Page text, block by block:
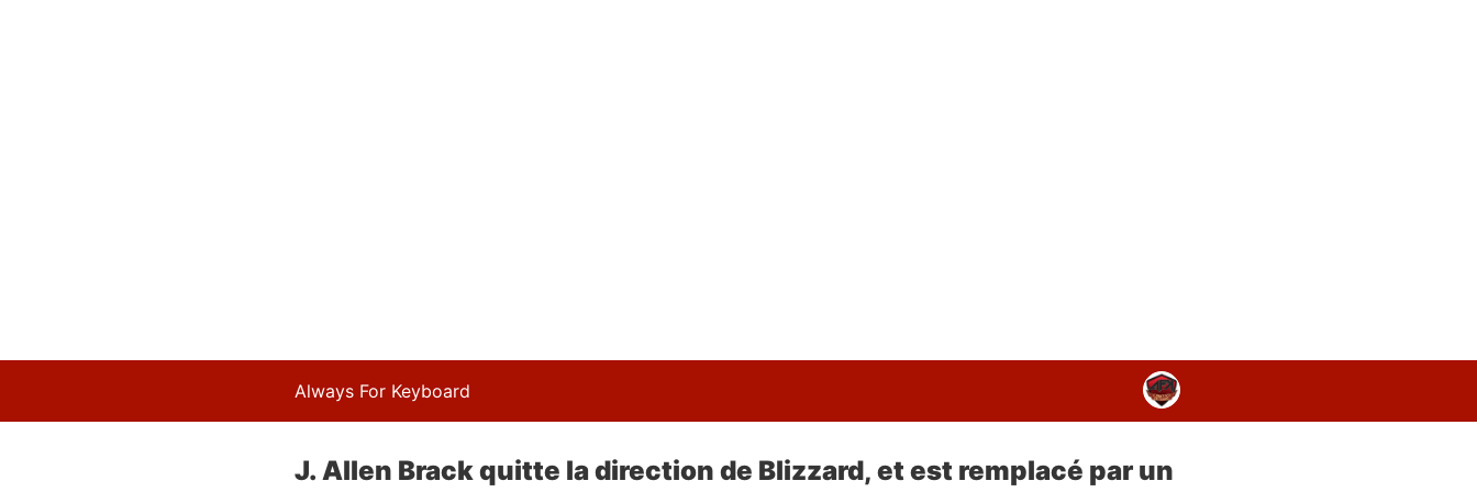
Always For Keyboard
J. Allen Brack quitte la direction de Blizzard, et est remplacé par un